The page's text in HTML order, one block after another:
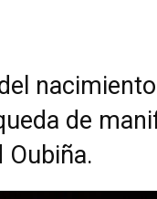
de
Oubiña.